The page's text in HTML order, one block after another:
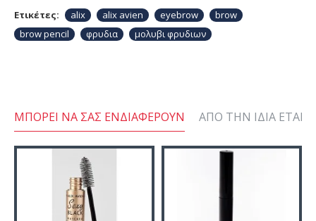
Ετικέτες: alix alix avien eyebrow
brow
brow pencil
φρυδια μολυβι φρυδιων
ΜΠΟΡΕΊ ΝΑ ΣΑΣ ΕΝΔΙΑΦΈΡΟΥΝ ΑΠΌ ΤΗΝ ΊΔΙΑ